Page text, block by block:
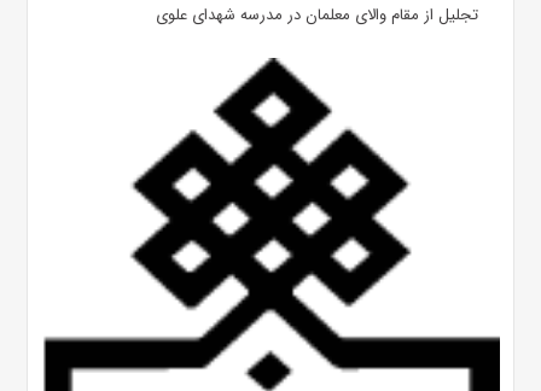
تجلیل از مقام والای معلمان در مدرسه شهدای علوی